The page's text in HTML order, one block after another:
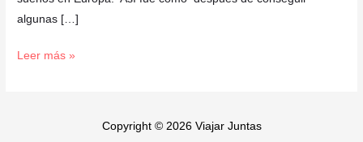
algunas […]
Leer más »
Copyright © 2026 Viajar Juntas